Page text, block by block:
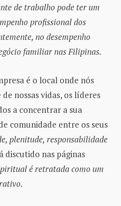
de trabalho pode ter um
profissional dos
no desempenho
familiar nas Filipinas.
é o local onde nós
nossas vidas, os líderes
a concentrar a sua
comunidade entre os seus
plenitude, responsabilidade
discutido nas páginas
é retratada como um